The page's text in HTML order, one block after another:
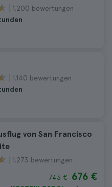
1.200 bewertungen
1.140 bewertungen
von San Francisco
1.273 bewertungen
743 € 676 €